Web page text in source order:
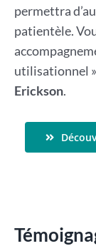
permettra
patientèle.
utilisationnel »
Erickson.